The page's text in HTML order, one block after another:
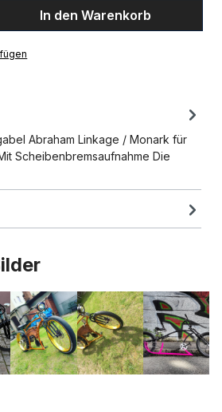
Gib den gewünschten
In den Warenkorb
Abraham Linkage / Monark für
Scheibenbremsaufnahme Die